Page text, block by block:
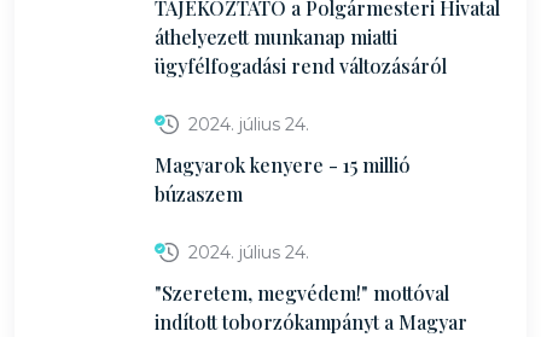
TÁJÉKOZTATÓ a Polgármesteri Hivatal
áthelyezett munkanap miatti
ügyfélfogadási rend változásáról
2024. július 24.
Magyarok kenyere - 15 millió
búzaszem
2024. július 24.
"Szeretem, megvédem!" mottóval
indított toborzókampányt a Magyar